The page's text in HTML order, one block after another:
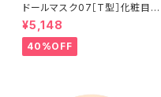
ドールマスク07［T型］化粧目穴
処理済 MASK07 [DOLL T] O
pening eye hole and make
up
¥5,148
40%OFF